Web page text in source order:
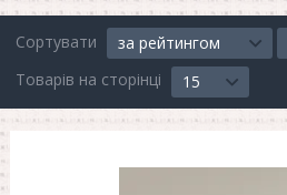
Сортувати за рейтингом
Товарів на сторінці
15